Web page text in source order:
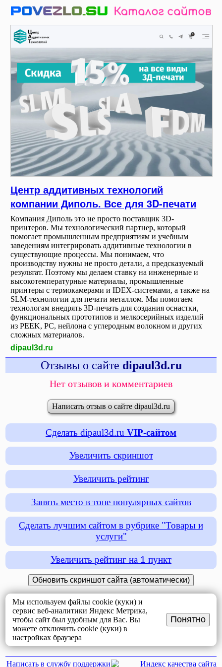
Центр аддитивных технологий
компании Диполь. Все для 3D-печати
Компания Диполь это не просто поставщик 3D-
принтеров. Мы технологический партнер, который
помогает промышленным предприятиям и учебным
заведениям интегрировать аддитивные технологии в
существующие процессы. Мы понимаем, что
производству нужны не просто детали, а предсказуемый
результат. Поэтому мы делаем ставку на инженерные и
высокотемпературные материалы, промышленные
принтеры с термокамерами и IDEX-системами, а также на
SLM-технологии для печати металлом. Мы помогаем
технологам внедрять 3D-печать для создания оснастки,
функциональных прототипов и мелкосерийных изделий
из PEEK, PC, нейлона с углеродным волокном и других
сложных материалов.
dipaul3d.ru
Отзывы о сайте dipaul3d.ru
Нет отзывов и комментариев
Написать отзыв о сайте dipaul3d.ru
Сделать dipaul3d.ru VIP-сайтом
Увеличить скриншот
Увеличить рейтинг
Занять место в топе популярных сайтов
Сделать лучшим сайтом в рубрике "Товары и
услуги"
Увеличить рейтинг на 1 пункт
Мы используем файлы cookie (куки) и
сервис веб-аналитики Яндекс Метрика,
чтобы сайт был удобным для Вас. Вы
можете отключить cookie (куки) в
настройках браузера
Понятно
Написать в службу поддержки